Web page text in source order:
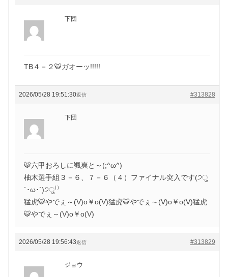
下団
TB４－２🐯ガオーッ!!!!!
2026/05/28 19:51:30 #313828
返信
下団
🐯六甲おろしに颯爽と～(;^ω^)
柚木選手組３－６、７－６（４）ファイナル突入です(੭ु
´･ω･`)੭ु⁾⁾
猛虎🐯やでぇ～(V)o￥o(V)猛虎🐯やでぇ～(V)o￥o(V)猛虎
🐯やでぇ～(V)o￥o(V)
2026/05/28 19:56:43 #313829
返信
ジョウ